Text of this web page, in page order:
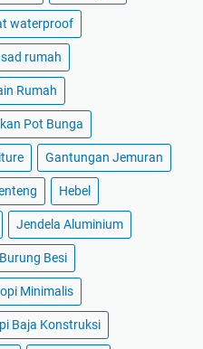
waterproof
rumah
Rumah
Pot Bunga
Gantungan Jemuran
Hebel
Jendela Aluminium
Besi
Minimalis
Baja Konstruksi